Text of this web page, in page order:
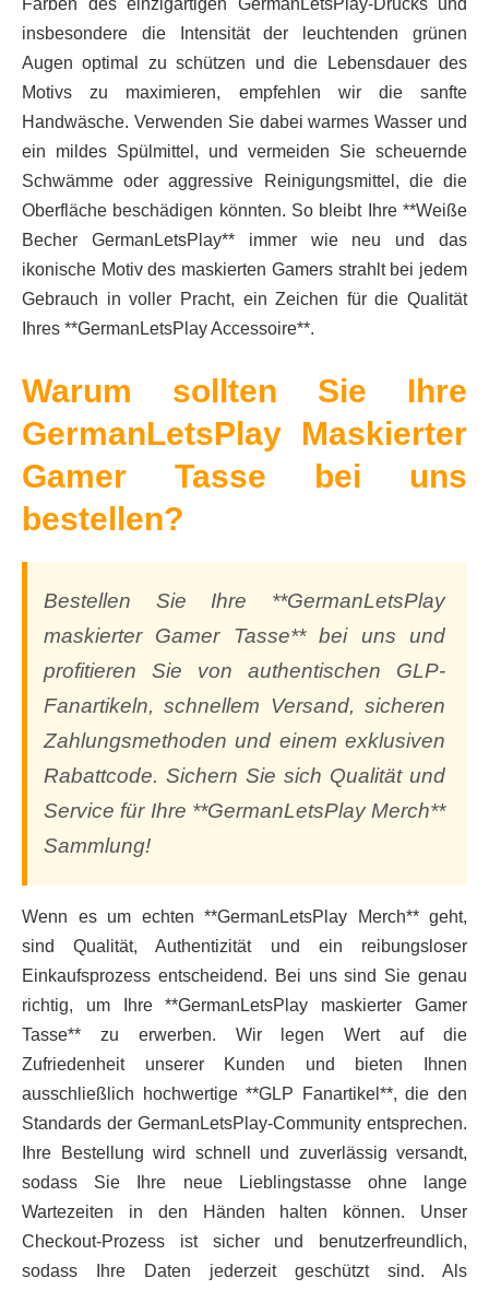
Farben des einzigartigen GermanLetsPlay-Drucks und
insbesondere die Intensität der leuchtenden grünen
Augen optimal zu schützen und die Lebensdauer des
Motivs zu maximieren, empfehlen wir die sanfte
Handwäsche. Verwenden Sie dabei warmes Wasser und
ein mildes Spülmittel, und vermeiden Sie scheuernde
Schwämme oder aggressive Reinigungsmittel, die die
Oberfläche beschädigen könnten. So bleibt Ihre **Weiße
Becher GermanLetsPlay** immer wie neu und das
ikonische Motiv des maskierten Gamers strahlt bei jedem
Gebrauch in voller Pracht, ein Zeichen für die Qualität
Ihres **GermanLetsPlay Accessoire**.
Warum sollten Sie Ihre
GermanLetsPlay Maskierter
Gamer Tasse bei uns
bestellen?
Bestellen Sie Ihre **GermanLetsPlay
maskierter Gamer Tasse** bei uns und
profitieren Sie von authentischen GLP-
Fanartikeln, schnellem Versand, sicheren
Zahlungsmethoden und einem exklusiven
Rabattcode. Sichern Sie sich Qualität und
Service für Ihre **GermanLetsPlay Merch**
Sammlung!
Wenn es um echten **GermanLetsPlay Merch** geht,
sind Qualität, Authentizität und ein reibungsloser
Einkaufsprozess entscheidend. Bei uns sind Sie genau
richtig, um Ihre **GermanLetsPlay maskierter Gamer
Tasse** zu erwerben. Wir legen Wert auf die
Zufriedenheit unserer Kunden und bieten Ihnen
ausschließlich hochwertige **GLP Fanartikel**, die den
Standards der GermanLetsPlay-Community entsprechen.
Ihre Bestellung wird schnell und zuverlässig versandt,
sodass Sie Ihre neue Lieblingstasse ohne lange
Wartezeiten in den Händen halten können. Unser
Checkout-Prozess ist sicher und benutzerfreundlich,
sodass Ihre Daten jederzeit geschützt sind. Als